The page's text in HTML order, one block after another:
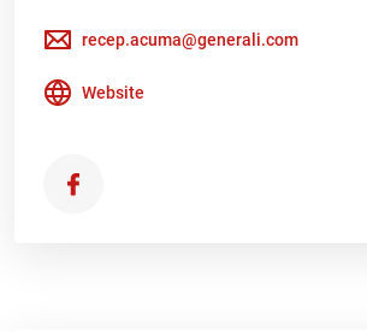
recep.acuma@generali.com
Website